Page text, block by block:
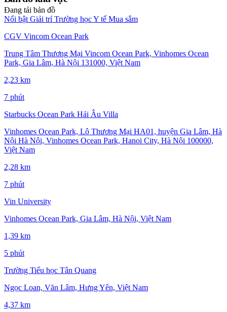
Đang tải bản đồ
Nổi bật Giải trí Trường họcY tế Mua sắm
CGV Vincom Ocean Park
Trung Tâm Thương Mại Vincom Ocean Park, Vinhomes Ocean
Park, Gia Lâm, Hà Nội 131000, Việt Nam
2,23 km
7 phút
Starbucks Ocean Park Hải Âu Villa
Vinhomes Ocean Park, Lô Thương Mại HA01, huyện Gia Lâm, Hà
Nội Hà Nội, Vinhomes Ocean Park, Hanoi City, Hà Nội 100000,
Việt Nam
2,28 km
7 phút
Vin University
Vinhomes Ocean Park, Gia Lâm, Hà Nội, Việt Nam
1,39 km
5 phút
Trường Tiểu học Tân Quang
Ngọc Loan, Văn Lâm, Hưng Yên, Việt Nam
4,37 km